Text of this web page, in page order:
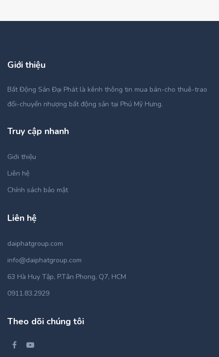
Giới thiệu
Bất Động Sản Đại Phát là kênh thông tin mua bán-cho thuê-trao
đổi-chuyển nhượng bất động sản tại Phú Mỹ Hưng.
Truy cập nhanh
Giới thiệu
Liên hệ
Chính sách bảo mật
Liên hệ
daiphatgroup.com
info@daiphatgroup.com
63 Hà Huy Tập, P.Tân Phong, Q7, HCM
0911.83.2929
Theo dõi chúng tôi